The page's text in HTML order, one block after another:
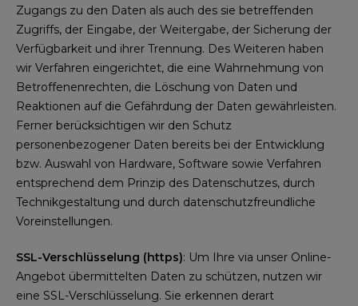
Zugangs zu den Daten als auch des sie betreffenden
Zugriffs, der Eingabe, der Weitergabe, der Sicherung der
Verfügbarkeit und ihrer Trennung. Des Weiteren haben
wir Verfahren eingerichtet, die eine Wahrnehmung von
Betroffenenrechten, die Löschung von Daten und
Reaktionen auf die Gefährdung der Daten gewährleisten.
Ferner berücksichtigen wir den Schutz
personenbezogener Daten bereits bei der Entwicklung
bzw. Auswahl von Hardware, Software sowie Verfahren
entsprechend dem Prinzip des Datenschutzes, durch
Technikgestaltung und durch datenschutzfreundliche
Voreinstellungen.
SSL-Verschlüsselung (https): Um Ihre via unser Online-
Angebot übermittelten Daten zu schützen, nutzen wir
eine SSL-Verschlüsselung. Sie erkennen derart